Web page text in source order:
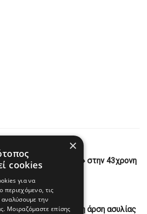
στο «τελευταίο αντίο» στην 43χρονη
Next Post
ΟΠΕΚΕΠΕ: Η αυτονόητη άρση ασυλίας
×
cookies
για να
περιεχόμενο, τις
αναλύσουμε την
Μοιραζόμαστε επίσης